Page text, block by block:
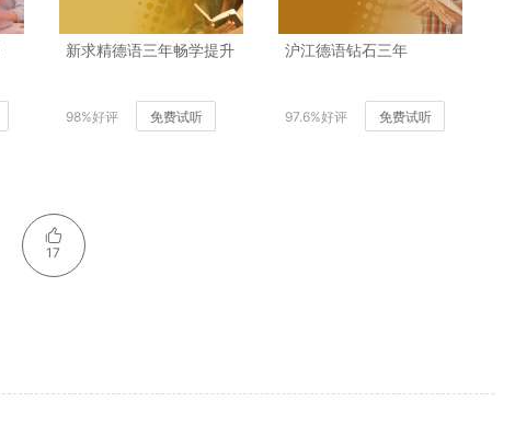
新求精德语三年畅学提升
98%好评 免费试听
沪江德语钻石三年
97.6%好评 免费试听
17